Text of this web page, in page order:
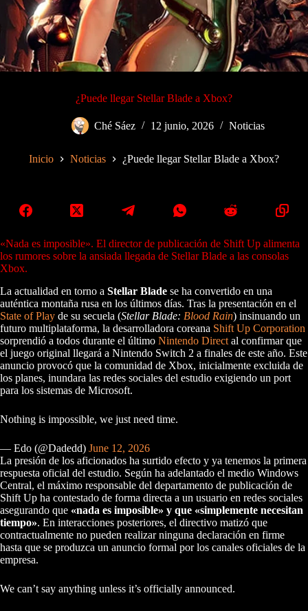
¿Puede llegar Stellar Blade a Xbox?
Ché Sáez 12 junio, 2026 Noticias
Inicio Noticias ¿Puede llegar Stellar Blade a Xbox?
«Nada es imposible». El director de publicación de Shift Up alimenta
los rumores sobre la ansiada llegada de Stellar Blade a las consolas
Xbox.
La actualidad en torno a Stellar Blade se ha convertido en una
auténtica montaña rusa en los últimos días. Tras la presentación en el
State of Play de su secuela (Stellar Blade: Blood Rain) insinuando un
futuro multiplataforma, la desarrolladora coreana Shift Up Corporation
sorprendió a todos durante el último Nintendo Direct al confirmar que
el juego original llegará a Nintendo Switch 2 a finales de este año. Este
anuncio provocó que la comunidad de Xbox, inicialmente excluida de
los planes, inundara las redes sociales del estudio exigiendo un port
para los sistemas de Microsoft.
Nothing is impossible, we just need time.
— Edo (@Dadedd) June 12, 2026
La presión de los aficionados ha surtido efecto y ya tenemos la primera
respuesta oficial del estudio. Según ha adelantado el medio Windows
Central, el máximo responsable del departamento de publicación de
Shift Up ha contestado de forma directa a un usuario en redes sociales
asegurando que «nada es imposible» y que «simplemente necesitan
tiempo». En interacciones posteriores, el directivo matizó que
contractualmente no pueden realizar ninguna declaración en firme
hasta que se produzca un anuncio formal por los canales oficiales de la
empresa.
We can’t say anything unless it’s officially announced.